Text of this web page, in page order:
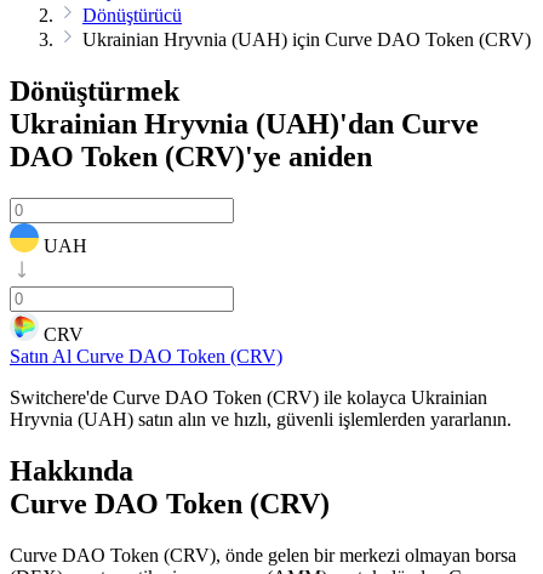
Dönüştürücü
Ukrainian Hryvnia (UAH) için Curve DAO Token (CRV)
Dönüştürmek
Ukrainian Hryvnia (UAH)'dan Curve
DAO Token (CRV)'ye aniden
UAH
CRV
Satın Al Curve DAO Token (CRV)
Switchere'de Curve DAO Token (CRV) ile kolayca Ukrainian
Hryvnia (UAH) satın alın ve hızlı, güvenli işlemlerden yararlanın.
Hakkında
Curve DAO Token (CRV)
Curve DAO Token (CRV), önde gelen bir merkezi olmayan borsa